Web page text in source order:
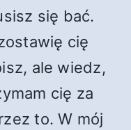
się bać.
cię
ale wiedz,
cię za
to. W mój